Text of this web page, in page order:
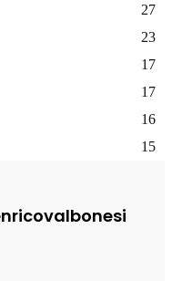
27
23
17
17
16
15